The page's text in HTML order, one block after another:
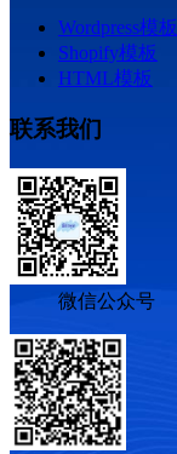
Wordpress模板
Shopify模板
HTML模板
联系我们
微信公众号